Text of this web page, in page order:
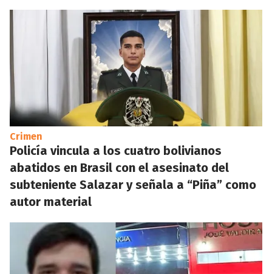
Crimen
Policía vincula a los cuatro bolivianos
abatidos en Brasil con el asesinato del
subteniente Salazar y señala a “Piña” como
autor material